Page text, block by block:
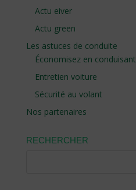
Actu eiver
Actu green
Les astuces de conduite
Économisez en conduisant
Entretien voiture
Sécurité au volant
Nos partenaires
RECHERCHER